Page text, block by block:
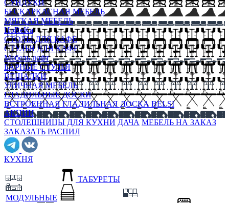
СУНДУКИ
БЕСКАРКАСНАЯ МЕБЕЛЬ
МЯГКАЯ МЕБЕЛЬ
HoReKa
СТОЛЫ ДЛЯ КАФЕ
СТУЛЬЯ ДЛЯ КАФЕ
Мебель лофт
БАРНЫЕ СТУЛЬЯ
ВЕШАЛКИ
УЛИЧНАЯ МЕБЕЛЬ
ГЛАДИЛЬНЫЕ ДОСКИ
ВСТРОЕННАЯ ГЛАДИЛЬНАЯ ДОСКА BELSI
АКЦИИ
СТОЛЕШНИЦЫ ДЛЯ КУХНИ ДАЧА МЕБЕЛЬ НА ЗАКАЗ
ЗАКАЗАТЬ РАСПИЛ
КУХНЯ
МОДУЛЬНЫЕ
ТАБУРЕТЫ